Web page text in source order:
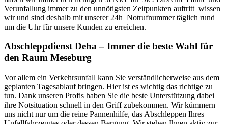
Verunfallung immer zu den unnötigsten Zeitpunkten auftritt wissen
wir und sind deshalb mit unserer 24h Notrufnummer täglich rund
um die Uhr für unsere Kunden zu erreichen.
Abschleppdienst Deha – Immer die beste Wahl für
den Raum Meseburg
Vor allem ein Verkehrsunfall kann Sie verständlicherweise aus dem
geplanten Tagesablauf bringen. Hier ist es wichtig das richtige zu
tun. Dank unseren Profis haben Sie die beste Unterstützung dabei
ihre Notsituation schnell in den Griff zubekommen. Wir kümmern
uns nicht nur um die reine Pannenhilfe, das Abschleppen Ihres